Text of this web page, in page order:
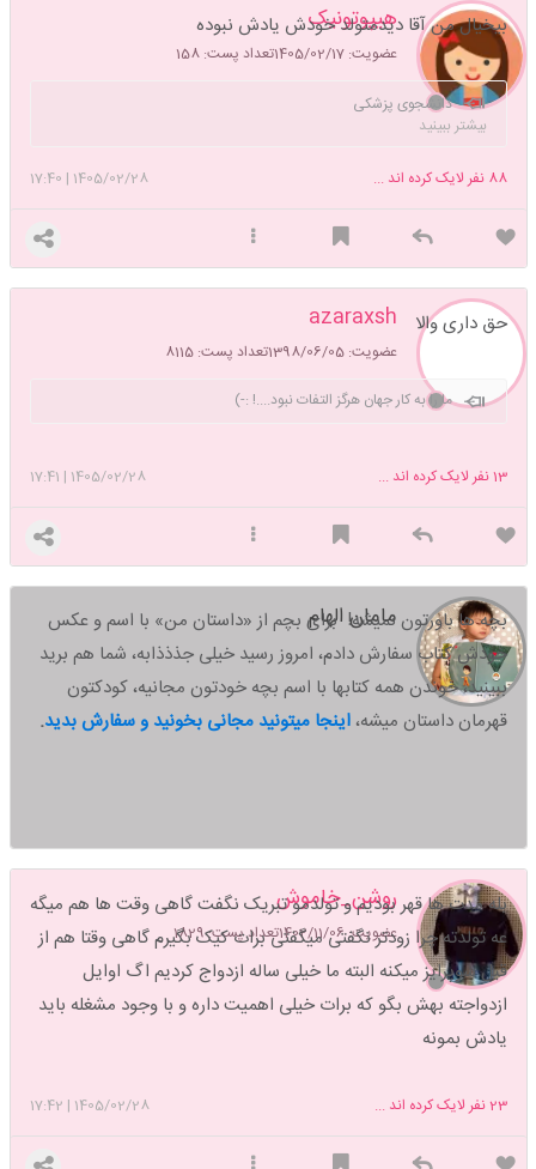
هیپوتونیک
عضویت: 1405/02/17 تعداد پست: 158
بیخیال من آقا دیدمتولد خودش یادش نبوده
دانشجوی پزشکی
بیشتر ببینید
1405/02/28
|
17:40 88 نفر لایک کرده اند ...
azaraxsh
عضویت: 1398/06/05 تعداد پست: 8115
حق داری والا
ما را به کار جهان هرگز التفات نبود....! :-)
1405/02/28
|
17:41 13نفر لایک کرده اند ...
مامان الهام
بچه ها باورتون نمیشه! برای بچم از «داستان من» با اسم و عکس
خودش کتاب سفارش دادم، امروز رسید خیلی جذذذابه، شما هم برید
ببینید،خوندن همه کتابها با اسم بچه خودتون مجانیه، کودکتون
قهرمان داستان میشه،اینجا میتونید مجانی بخونید و سفارش بدید.
روشن_خاموش
عضویت: 1402/11/06 تعداد پست: 1829
بله مدت ها قهر بودیم و تولدمو تبریک نگفت گاهی وقت ها هم میگه
عه تولدته چرا زودتر نگفتی میگفتی برات کیک بگیرم گاهی وقتا هم از
قبل سوپرایز میکنه البته ما خیلی ساله ازدواج کردیم اگ اوایل
ازدواجته بهش بگو که برات خیلی اهمیت داره و با وجود مشغله باید
یادش بمونه
1405/02/28
|
17:42 23نفر لایک کرده اند ...